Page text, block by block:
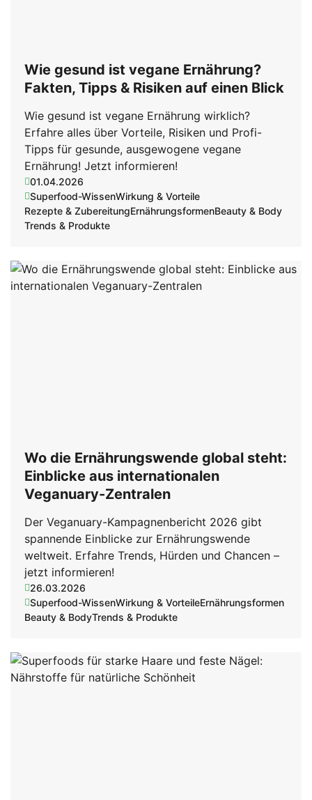
Wie gesund ist vegane Ernährung?
Fakten, Tipps & Risiken auf einen Blick
Wie gesund ist vegane Ernährung wirklich?
Erfahre alles über Vorteile, Risiken und Profi-
Tipps für gesunde, ausgewogene vegane
Ernährung! Jetzt informieren!
01.04.2026
Superfood-WissenWirkung & Vorteile
Rezepte & ZubereitungErnährungsformenBeauty & Body
Trends & Produkte
Wo die Ernährungswende global steht:
Einblicke aus internationalen
Veganuary-Zentralen
Der Veganuary-Kampagnenbericht 2026 gibt
spannende Einblicke zur Ernährungswende
weltweit. Erfahre Trends, Hürden und Chancen –
jetzt informieren!
26.03.2026
Superfood-WissenWirkung & VorteileErnährungsformen
Beauty & BodyTrends & Produkte